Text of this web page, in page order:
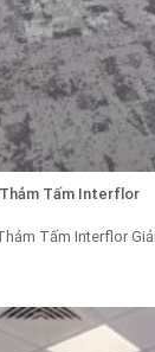
Thảm Tấm Interflor
Tấm Interflor